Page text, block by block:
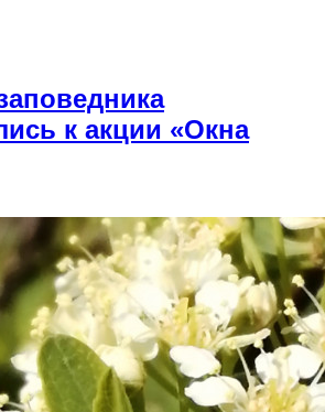
к акции «Окна